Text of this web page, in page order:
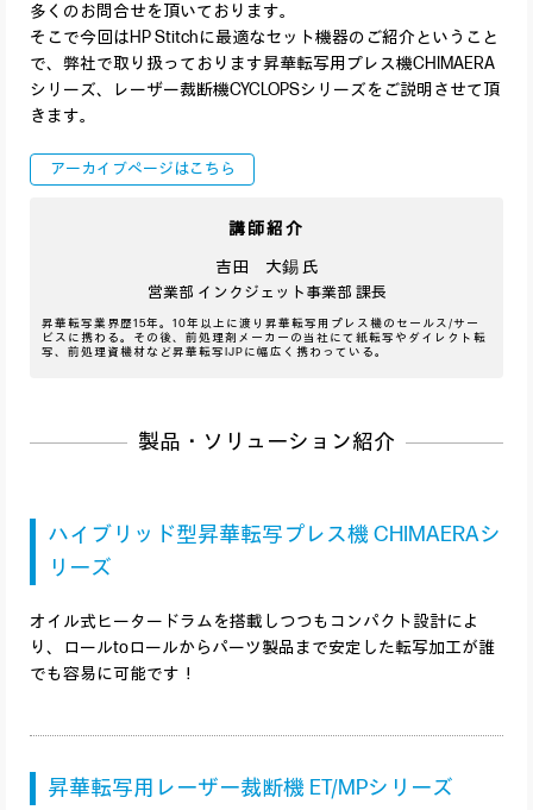
多くのお問合せを頂いております。
そこで今回はHP Stitchに最適なセット機器のご紹介ということ
で、弊社で取り扱っております昇華転写用プレス機CHIMAERA
シリーズ、レーザー裁断機CYCLOPSシリーズをご説明させて頂
きます。
アーカイブページはこちら
講師紹介
吉田 大錫 氏
営業部 インクジェット事業部 課長
昇華転写業界歴15年。10年以上に渡り昇華転写用プレス機のセールス/サー
ビスに携わる。その後、前処理剤メーカーの当社にて紙転写やダイレクト転
写、前処理資機材など昇華転写IJPに幅広く携わっている。
製品・ソリューション紹介
ハイブリッド型昇華転写プレス機 CHIMAERAシ
リーズ
オイル式ヒータードラムを搭載しつつもコンパクト設計によ
り、ロールtoロールからパーツ製品まで安定した転写加工が誰
でも容易に可能です！
昇華転写用レーザー裁断機 ET/MPシリーズ